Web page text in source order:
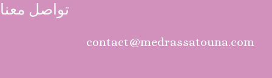
تواصل معنا
contact@medrassatouna.com